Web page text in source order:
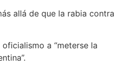
allá de que la rabia contra
a “meterse la